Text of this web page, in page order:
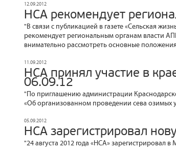
12.09.2012
НСА рекомендует
"В связи с публикацией в газете «Сельская
рекомендует региональным органам власти
внимательно рассмотреть основные
11.09.2012
НСА принял участие в
06.09.12
"По приглашению администрации
«Об организованном проведении сева озимых
05.09.2012
НСА зарегистрировал
"24 августа 2012 года «НСА» зарегистрировал